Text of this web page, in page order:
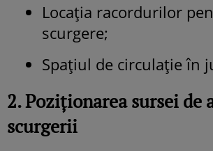
Locația racordurilor
scurgere;
Spațiul de circulație în
2. Poziționarea sursei de
scurgerii